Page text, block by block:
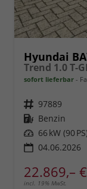
Hyundai
sofort lieferbar
Fahrzeugnr. 97889
Kraftstoff Benzin
Leistung 66 kW (90
04.06.2026
22.869,– €
incl. 19% MwSt.